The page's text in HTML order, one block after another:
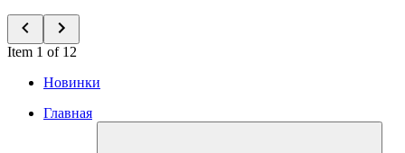
Item 1 of 12
Новинки
Главная